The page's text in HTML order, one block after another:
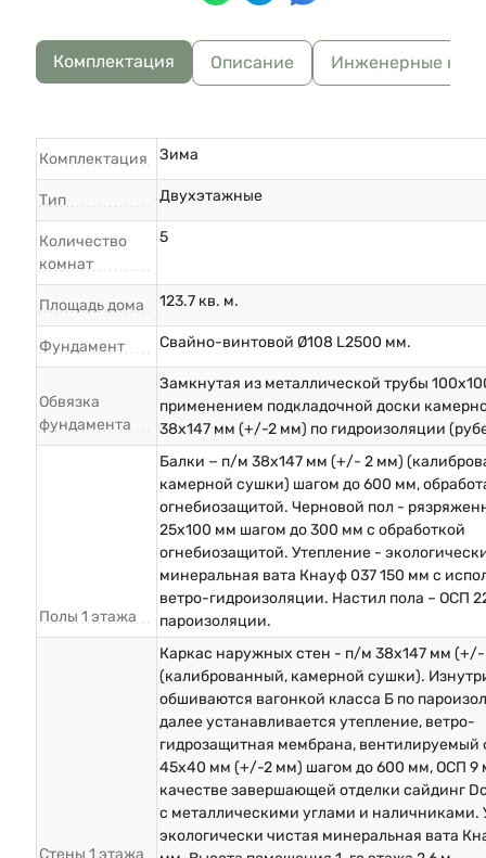
Комплектация Описание Инженерные
Комплектация Зима
Тип Двухэтажные
Количество
комнат
5
Площадь дома 123.7 кв. м.
Фундамент Свайно-винтовой Ø108 L2500 мм.
Обвязка
фундамента
Замкнутая из металлической трубы
применением подкладочной доски
38х147 мм (+/-2 мм) по гидроизоляции
Полы 1 этажа
Балки − п/м 38х147 мм (+/- 2 мм)
камерной сушки) шагом до 600 мм,
огнебиозащитой. Черновой пол -
25х100 мм шагом до 300 мм с обработкой
огнебиозащитой. Утепление -
минеральная вата Кнауф 037 150 мм с
ветро-гидроизоляции. Настил пола – ОСП
пароизоляции.
Стены 1 этажа
Каркас наружных стен - п/м 38х147 мм
(калиброванный, камерной сушки).
обшиваются вагонкой класса Б по
далее устанавливается утепление, ветро-
гидрозащитная мембрана,
45х40 мм (+/-2 мм) шагом до 600 мм, ОСП 9
качестве завершающей отделки сайдинг
с металлическими углами и наличниками.
экологически чистая минеральная вата